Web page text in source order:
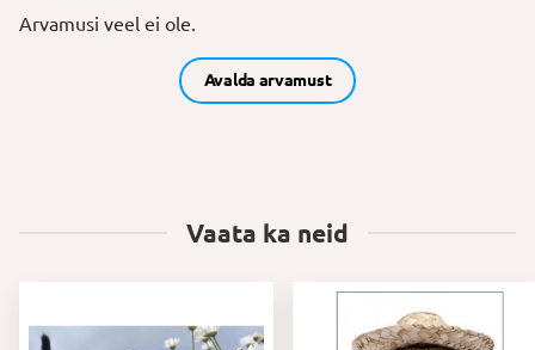
Arvamusi veel ei ole.
Avalda arvamust
Vaata ka neid